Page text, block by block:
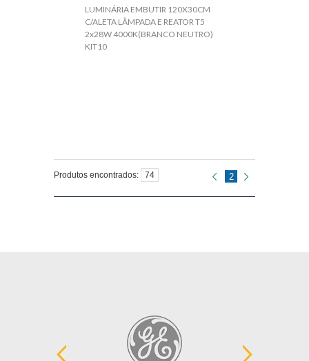
LUMINÁRIA EMBUTIR 120X30CM
C/ALETA LÂMPADA E REATOR T5
2x28W 4000K(BRANCO NEUTRO)
KIT10
Produtos encontrados: 74 2